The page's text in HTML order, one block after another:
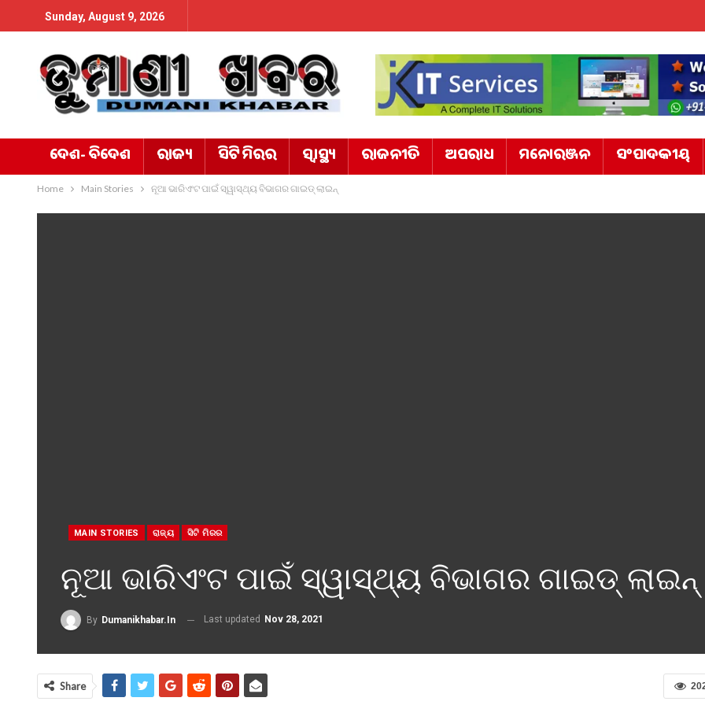
Sunday, August 9, 2026
ଦେଶ- ବିଦେଶ ରାଜ୍ୟ ସିଟି ମିରର ସ୍ୱାସ୍ଥ୍ୟ ରାଜନୀତି ଅପରାଧ ମନୋରଞ୍ଜନ ସଂପାଦକୀୟ
Home Main Stories ନୂଆ ଭାରିଏଂଟ ପାଇଁ ସ୍ୱାସ୍ଥ୍ୟ ବିଭାଗର ଗାଇଡ୍ ଲାଇନ୍
MAIN STORIES ରାଜ୍ୟ ସିଟି ମିରର
ନୂଆ ଭାରିଏଂଟ ପାଇଁ ସ୍ୱାସ୍ଥ୍ୟ ବିଭାଗର ଗାଇଡ୍ ଲାଇନ୍
By Dumanikhabar.in Last updated Nov 28, 2021
Share